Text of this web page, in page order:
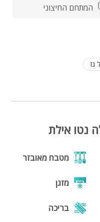
המתחם החיצוני
נטו אילת
מטבח מאובזר
מזגן
בריכה